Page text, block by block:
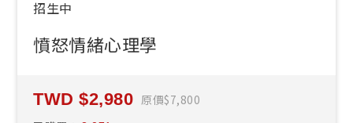
招生中
憤怒情緒心理學
2,980 原價 7,800